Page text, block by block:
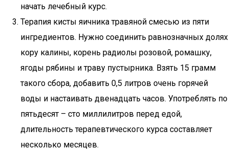
начать лечебный курс.
Терапия кисты яичника травяной смесью из пяти
ингредиентов. Нужно соединить равнозначных долях
кору калины, корень радиолы розовой, ромашку,
ягоды рябины и траву пустырника. Взять 15 грамм
такого сбора, добавить 0,5 литров очень горячей
воды и настаивать двенадцать часов. Употреблять по
пятьдесят – сто миллилитров перед едой,
длительность терапевтического курса составляет
несколько месяцев.